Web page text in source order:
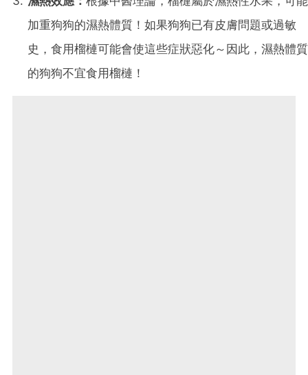
加重狗狗的濕熱體質！如果狗狗已有皮膚問題或過敏
史，食用榴槤可能會使這些症狀惡化～因此，濕熱體質
的狗狗不宜食用榴槤！